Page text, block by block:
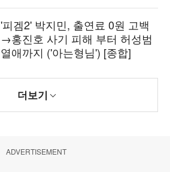
'피겜2' 박지민, 출연료 0원 고백
→홍진호 사기 피해 부터 허성범
열애까지 ('아는형님') [종합]
더보기
ADVERTISEMENT